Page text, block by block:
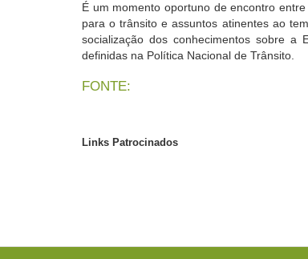
É um momento oportuno de encontro
para o trânsito e assuntos atinentes ao
socialização dos conhecimentos sobre
definidas na Política Nacional de Trânsito.
FONTE:
Links Patrocinados